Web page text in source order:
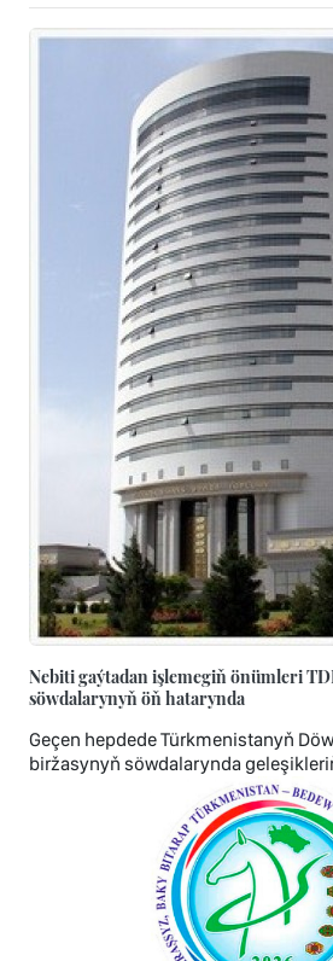
Nebiti gaýtadan işlemegiň önümleri
söwdalarynyň öň hatarynda
Geçen hepdede Türkmenistanyň
biržasynyň söwdalarynda